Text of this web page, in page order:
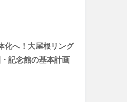
化へ！大屋根リング
記念館の基本計画